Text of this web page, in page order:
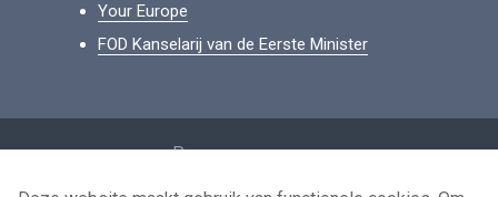
Your Europe
FOD Kanselarij van de Eerste Minister
Persoonsgegevens